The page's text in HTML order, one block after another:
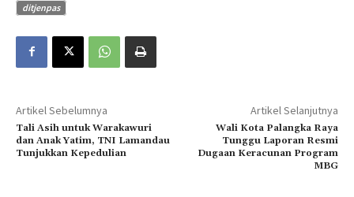
ditjenpas
Artikel Sebelumnya
Tali Asih untuk Warakawuri
dan Anak Yatim, TNI Lamandau
Tunjukkan Kepedulian
Artikel Selanjutnya
Wali Kota Palangka Raya
Tunggu Laporan Resmi
Dugaan Keracunan Program
MBG